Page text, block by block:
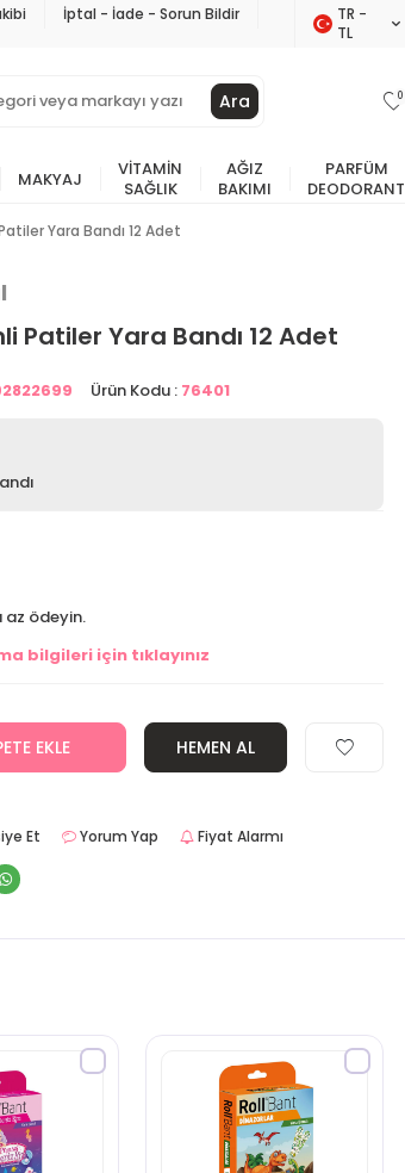
İptal - İade - Sorun Bildir
TR −
TL
Ara 0
MAKYAJ
VITAMIN
SAĞLIK
AĞIZ
BAKIMI
PARFÜM
DEODORANT
Yara Bandı 12 Adet
Patiler Yara Bandı 12 Adet
Ürün Kodu : 76401
az ödeyin.
bilgileri için tıklayınız
EKLE HEMEN AL
Et Yorum Yap Fiyat Alarmı